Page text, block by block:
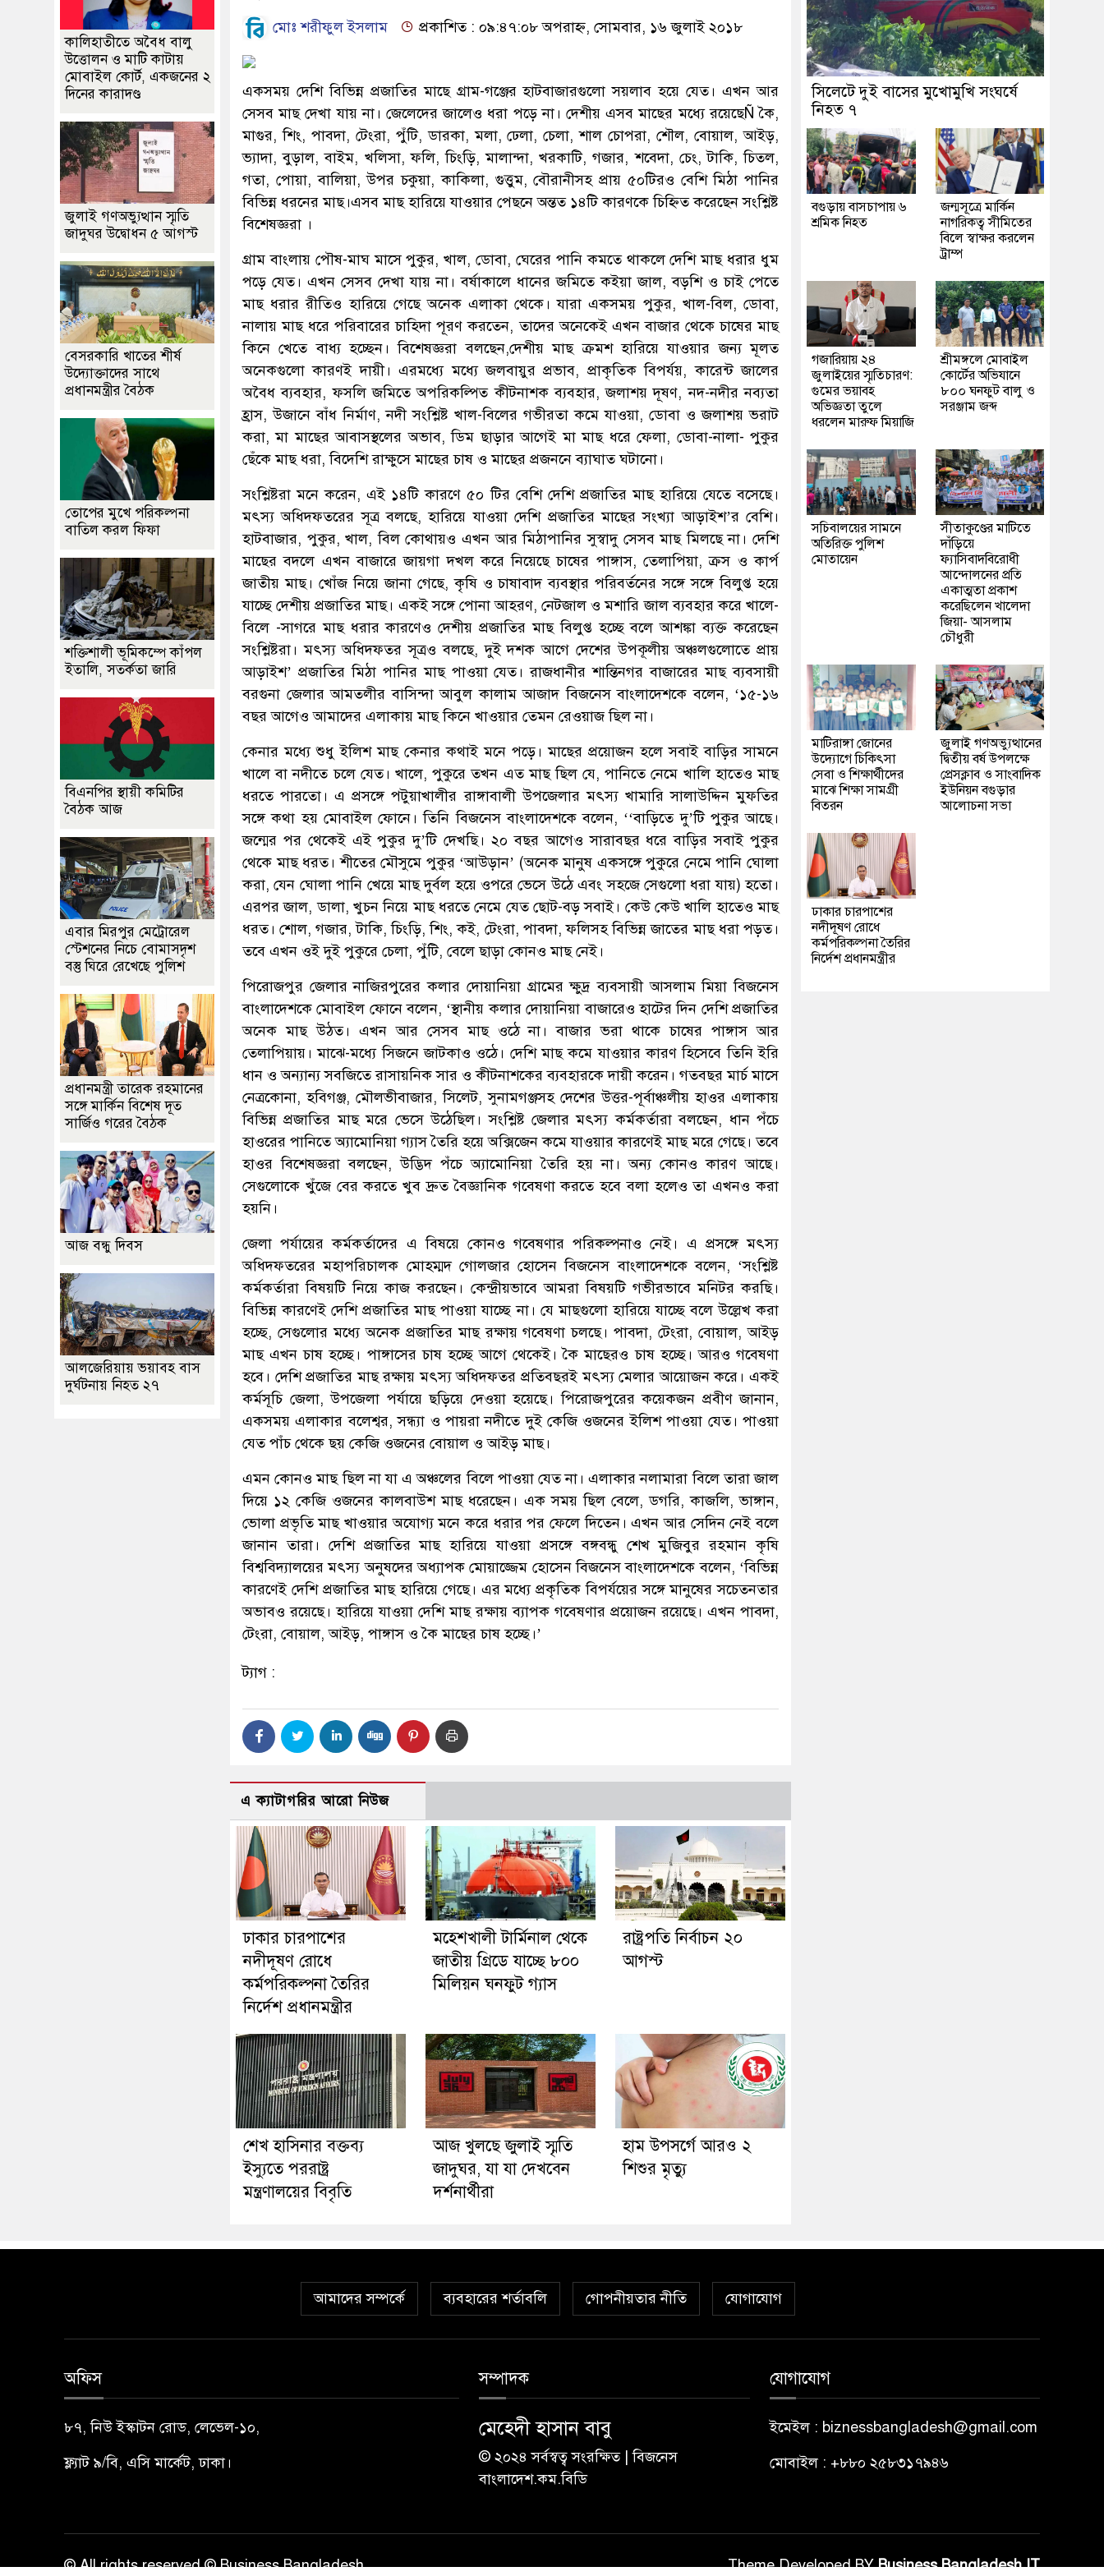
মোঃ শরীফুল ইসলাম প্রকাশিত : ০৯:৪৭:০৮ অপরাহ্ন, সোমবার, ১৬ জুলাই ২০১৮
একসময় দেশি বিভিন্ন প্রজাতির মাছে গ্রাম-গঞ্জের হাটবাজারগুলো সয়লাব হয়ে যেত। এখন আর
সেসব মাছ দেখা যায় না। জেলেদের জালেও ধরা পড়ে না। দেশীয় এসব মাছের মধ্যে রয়েছেÑ কৈ,
মাগুর, শিং, পাবদা, টেংরা, পুঁটি, ডারকা, মলা, ঢেলা, চেলা, শাল চোপরা, শৌল, বোয়াল, আইড়,
ভ্যাদা, বুড়াল, বাইম, খলিসা, ফলি, চিংড়ি, মালান্দা, খরকাটি, গজার, শবেদা, চেং, টাকি, চিতল,
গতা, পোয়া, বালিয়া, উপর চকুয়া, কাকিলা, গুত্তুম, বৌরানীসহ প্রায় ৫০টিরও বেশি মিঠা পানির
বিভিন্ন ধরনের মাছ।এসব মাছ হারিয়ে যাওয়ার পেছনে অন্তত ১৪টি কারণকে চিহ্নিত করেছেন সংশ্লিষ্ট
বিশেষজ্ঞরা ।
গ্রাম বাংলায় পৌষ-মাঘ মাসে পুকুর, খাল, ডোবা, ঘেরের পানি কমতে থাকলে দেশি মাছ ধরার ধুম
পড়ে যেত। এখন সেসব দেখা যায় না। বর্ষাকালে ধানের জমিতে কইয়া জাল, বড়শি ও চাই পেতে
মাছ ধরার রীতিও হারিয়ে গেছে অনেক এলাকা থেকে। যারা একসময় পুকুর, খাল-বিল, ডোবা,
নালায় মাছ ধরে পরিবারের চাহিদা পূরণ করতেন, তাদের অনেকেই এখন বাজার থেকে চাষের মাছ
কিনে খেতে বাধ্য হচ্ছেন। বিশেষজ্ঞরা বলছেন,দেশীয় মাছ ক্রমশ হারিয়ে যাওয়ার জন্য মূলত
অনেকগুলো কারণই দায়ী। এরমধ্যে মধ্যে জলবায়ুর প্রভাব, প্রাকৃতিক বিপর্যয়, কারেন্ট জালের
অবৈধ ব্যবহার, ফসলি জমিতে অপরিকল্পিত কীটনাশক ব্যবহার, জলাশয় দূষণ, নদ-নদীর নব্যতা
হ্রাস, উজানে বাঁধ নির্মাণ, নদী সংশ্লিষ্ট খাল-বিলের গভীরতা কমে যাওয়া, ডোবা ও জলাশয় ভরাট
করা, মা মাছের আবাসস্থলের অভাব, ডিম ছাড়ার আগেই মা মাছ ধরে ফেলা, ডোবা-নালা- পুকুর
ছেঁকে মাছ ধরা, বিদেশি রাক্ষুসে মাছের চাষ ও মাছের প্রজননে ব্যাঘাত ঘটানো।
সংশ্লিষ্টরা মনে করেন, এই ১৪টি কারণে ৫০ টির বেশি দেশি প্রজাতির মাছ হারিয়ে যেতে বসেছে।
মৎস্য অধিদফতরের সূত্র বলছে, হারিয়ে যাওয়া দেশি প্রজাতির মাছের সংখ্যা আড়াইশ’র বেশি।
হাটবাজার, পুকুর, খাল, বিল কোথায়ও এখন আর মিঠাপানির সুস্বাদু সেসব মাছ মিলছে না। দেশি
মাছের বদলে এখন বাজারে জায়গা দখল করে নিয়েছে চাষের পাঙ্গাস, তেলাপিয়া, ক্রস ও কার্প
জাতীয় মাছ। খোঁজ নিয়ে জানা গেছে, কৃষি ও চাষাবাদ ব্যবস্থার পরিবর্তনের সঙ্গে সঙ্গে বিলুপ্ত হয়ে
যাচ্ছে দেশীয় প্রজাতির মাছ। একই সঙ্গে পোনা আহরণ, নেটজাল ও মশারি জাল ব্যবহার করে খালে-
বিলে -সাগরে মাছ ধরার কারণেও দেশীয় প্রজাতির মাছ বিলুপ্ত হচ্ছে বলে আশঙ্কা ব্যক্ত করেছেন
সংশ্লিষ্টরা। মৎস্য অধিদফতর সূত্রও বলছে, দুই দশক আগে দেশের উপকূলীয় অঞ্চলগুলোতে প্রায়
আড়াইশ’ প্রজাতির মিঠা পানির মাছ পাওয়া যেত। রাজধানীর শান্তিনগর বাজারের মাছ ব্যবসায়ী
বরগুনা জেলার আমতলীর বাসিন্দা আবুল কালাম আজাদ বিজনেস বাংলাদেশকে বলেন, ‘১৫-১৬
বছর আগেও আমাদের এলাকায় মাছ কিনে খাওয়ার তেমন রেওয়াজ ছিল না।
কেনার মধ্যে শুধু ইলিশ মাছ কেনার কথাই মনে পড়ে। মাছের প্রয়োজন হলে সবাই বাড়ির সামনে
খালে বা নদীতে চলে যেত। খালে, পুকুরে তখন এত মাছ ছিল যে, পানিতে নেমে খালি হাতেও মাছ
ধরতে পারতো। এ প্রসঙ্গে পটুয়াখালীর রাঙ্গাবালী উপজেলার মৎস্য খামারি সালাউদ্দিন মুফতির
সঙ্গে কথা হয় মোবাইল ফোনে। তিনি বিজনেস বাংলাদেশকে বলেন, ‘‘বাড়িতে দু’টি পুকুর আছে।
জন্মের পর থেকেই এই পুকুর দু’টি দেখছি। ২০ বছর আগেও সারাবছর ধরে বাড়ির সবাই পুকুর
থেকে মাছ ধরত। শীতের মৌসুমে পুকুর ‘আউড়ান’ (অনেক মানুষ একসঙ্গে পুকুরে নেমে পানি ঘোলা
করা, যেন ঘোলা পানি খেয়ে মাছ দুর্বল হয়ে ওপরে ভেসে উঠে এবং সহজে সেগুলো ধরা যায়) হতো।
এরপর জাল, ডালা, খুচন নিয়ে মাছ ধরতে নেমে যেত ছোট-বড় সবাই। কেউ কেউ খালি হাতেও মাছ
ধরত। শোল, গজার, টাকি, চিংড়ি, শিং, কই, টেংরা, পাবদা, ফলিসহ বিভিন্ন জাতের মাছ ধরা পড়ত।
তবে এখন ওই দুই পুকুরে চেলা, পুঁটি, বেলে ছাড়া কোনও মাছ নেই।
পিরোজপুর জেলার নাজিরপুরের কলার দোয়ানিয়া গ্রামের ক্ষুদ্র ব্যবসায়ী আসলাম মিয়া বিজনেস
বাংলাদেশকে মোবাইল ফোনে বলেন, ‘স্থানীয় কলার দোয়ানিয়া বাজারেও হাটের দিন দেশি প্রজাতির
অনেক মাছ উঠত। এখন আর সেসব মাছ ওঠে না। বাজার ভরা থাকে চাষের পাঙ্গাস আর
তেলাপিয়ায়। মাঝে-মধ্যে সিজনে জাটকাও ওঠে। দেশি মাছ কমে যাওয়ার কারণ হিসেবে তিনি ইরি
ধান ও অন্যান্য সবজিতে রাসায়নিক সার ও কীটনাশকের ব্যবহারকে দায়ী করেন। গতবছর মার্চ মাসে
নেত্রকোনা, হবিগঞ্জ, মৌলভীবাজার, সিলেট, সুনামগঞ্জসহ দেশের উত্তর-পূর্বাঞ্চলীয় হাওর এলাকায়
বিভিন্ন প্রজাতির মাছ মরে ভেসে উঠেছিল। সংশ্লিষ্ট জেলার মৎস্য কর্মকর্তারা বলছেন, ধান পঁচে
হাওরের পানিতে অ্যামোনিয়া গ্যাস তৈরি হয়ে অক্সিজেন কমে যাওয়ার কারণেই মাছ মরে গেছে। তবে
হাওর বিশেষজ্ঞরা বলছেন, উদ্ভিদ পঁচে অ্যামোনিয়া তৈরি হয় না। অন্য কোনও কারণ আছে।
সেগুলোকে খুঁজে বের করতে খুব দ্রুত বৈজ্ঞানিক গবেষণা করতে হবে বলা হলেও তা এখনও করা
হয়নি।
জেলা পর্যায়ের কর্মকর্তাদের এ বিষয়ে কোনও গবেষণার পরিকল্পনাও নেই। এ প্রসঙ্গে মৎস্য
অধিদফতরের মহাপরিচালক মোহম্মদ গোলজার হোসেন বিজনেস বাংলাদেশকে বলেন, ‘সংশ্লিষ্ট
কর্মকর্তারা বিষয়টি নিয়ে কাজ করছেন। কেন্দ্রীয়ভাবে আমরা বিষয়টি গভীরভাবে মনিটর করছি।
বিভিন্ন কারণেই দেশি প্রজাতির মাছ পাওয়া যাচ্ছে না। যে মাছগুলো হারিয়ে যাচ্ছে বলে উল্লেখ করা
হচ্ছে, সেগুলোর মধ্যে অনেক প্রজাতির মাছ রক্ষায় গবেষণা চলছে। পাবদা, টেংরা, বোয়াল, আইড়
মাছ এখন চাষ হচ্ছে। পাঙ্গাসের চাষ হচ্ছে আগে থেকেই। কৈ মাছেরও চাষ হচ্ছে। আরও গবেষণা
হবে। দেশি প্রজাতির মাছ রক্ষায় মৎস্য অধিদফতর প্রতিবছরই মৎস্য মেলার আয়োজন করে। একই
কর্মসূচি জেলা, উপজেলা পর্যায়ে ছড়িয়ে দেওয়া হয়েছে। পিরোজপুরের কয়েকজন প্রবীণ জানান,
একসময় এলাকার বলেশ্বর, সন্ধ্যা ও পায়রা নদীতে দুই কেজি ওজনের ইলিশ পাওয়া যেত। পাওয়া
যেত পাঁচ থেকে ছয় কেজি ওজনের বোয়াল ও আইড় মাছ।
এমন কোনও মাছ ছিল না যা এ অঞ্চলের বিলে পাওয়া যেত না। এলাকার নলামারা বিলে তারা জাল
দিয়ে ১২ কেজি ওজনের কালবাউশ মাছ ধরেছেন। এক সময় ছিল বেলে, ডগরি, কাজলি, ভাঙ্গান,
ভোলা প্রভৃতি মাছ খাওয়ার অযোগ্য মনে করে ধরার পর ফেলে দিতেন। এখন আর সেদিন নেই বলে
জানান তারা। দেশি প্রজাতির মাছ হারিয়ে যাওয়া প্রসঙ্গে বঙ্গবন্ধু শেখ মুজিবুর রহমান কৃষি
বিশ্ববিদ্যালয়ের মৎস্য অনুষদের অধ্যাপক মোয়াজ্জেম হোসেন বিজনেস বাংলাদেশকে বলেন, ‘বিভিন্ন
কারণেই দেশি প্রজাতির মাছ হারিয়ে গেছে। এর মধ্যে প্রকৃতিক বিপর্যয়ের সঙ্গে মানুষের সচেতনতার
অভাবও রয়েছে। হারিয়ে যাওয়া দেশি মাছ রক্ষায় ব্যাপক গবেষণার প্রয়োজন রয়েছে। এখন পাবদা,
টেংরা, বোয়াল, আইড়, পাঙ্গাস ও কৈ মাছের চাষ হচ্ছে।’
ট্যাগ :
এ ক্যাটাগরির আরো নিউজ
ঢাকার চারপাশের
নদীদূষণ রোধে
কর্মপরিকল্পনা তৈরির
নির্দেশ প্রধানমন্ত্রীর
মহেশখালী টার্মিনাল থেকে
জাতীয় গ্রিডে যাচ্ছে ৮০০
মিলিয়ন ঘনফুট গ্যাস
রাষ্ট্রপতি নির্বাচন ২০
আগস্ট
শেখ হাসিনার বক্তব্য
ইস্যুতে পররাষ্ট্র
মন্ত্রণালয়ের বিবৃতি
আজ খুলছে জুলাই স্মৃতি
জাদুঘর, যা যা দেখবেন
দর্শনার্থীরা
হাম উপসর্গে আরও ২
শিশুর মৃত্যু
কালিহাতীতে অবৈধ বালু
উত্তোলন ও মাটি কাটায়
মোবাইল কোর্ট, একজনের ২
দিনের কারাদণ্ড
জুলাই গণঅভ্যুত্থান স্মৃতি
জাদুঘর উদ্বোধন ৫ আগস্ট
বেসরকারি খাতের শীর্ষ
উদ্যোক্তাদের সাথে
প্রধানমন্ত্রীর বৈঠক
তোপের মুখে পরিকল্পনা
বাতিল করল ফিফা
শক্তিশালী ভূমিকম্পে কাঁপল
ইতালি, সতর্কতা জারি
বিএনপির স্থায়ী কমিটির
বৈঠক আজ
এবার মিরপুর মেট্রোরেল
স্টেশনের নিচে বোমাসদৃশ
বস্তু ঘিরে রেখেছে পুলিশ
প্রধানমন্ত্রী তারেক রহমানের
সঙ্গে মার্কিন বিশেষ দূত
সার্জিও গরের বৈঠক
আজ বন্ধু দিবস
আলজেরিয়ায় ভয়াবহ বাস
দুর্ঘটনায় নিহত ২৭
সিলেটে দুই বাসের মুখোমুখি সংঘর্ষে
নিহত ৭
বগুড়ায় বাসচাপায় ৬
শ্রমিক নিহত
জন্মসূত্রে মার্কিন
নাগরিকত্ব সীমিতের
বিলে স্বাক্ষর করলেন
ট্রাম্প
গজারিয়ায় ২৪
জুলাইয়ের স্মৃতিচারণ:
গুমের ভয়াবহ
অভিজ্ঞতা তুলে
ধরলেন মারুফ মিয়াজি
শ্রীমঙ্গলে মোবাইল
কোর্টের অভিযানে
৮০০ ঘনফুট বালু ও
সরঞ্জাম জব্দ
সচিবালয়ের সামনে
অতিরিক্ত পুলিশ
মোতায়েন
সীতাকুণ্ডের মাটিতে
দাঁড়িয়ে
ফ্যাসিবাদবিরোধী
আন্দোলনের প্রতি
একাত্মতা প্রকাশ
করেছিলেন খালেদা
জিয়া- আসলাম
চৌধুরী
মাটিরাঙ্গা জোনের
উদ্যোগে চিকিৎসা
সেবা ও শিক্ষার্থীদের
মাঝে শিক্ষা সামগ্রী
বিতরন
জুলাই গণঅভ্যুত্থানের
দ্বিতীয় বর্ষ উপলক্ষে
প্রেসক্লাব ও সাংবাদিক
ইউনিয়ন বগুড়ার
আলোচনা সভা
ঢাকার চারপাশের
নদীদূষণ রোধে
কর্মপরিকল্পনা তৈরির
নির্দেশ প্রধানমন্ত্রীর
আমাদের সম্পর্কে ব্যবহারের শর্তাবলি গোপনীয়তার নীতি যোগাযোগ
অফিস
৮৭, নিউ ইস্কাটন রোড, লেভেল-১০,
ফ্ল্যাট ৯/বি, এসি মার্কেট, ঢাকা।
সম্পাদক
মেহেদী হাসান বাবু
© ২০২৪ সর্বস্বত্ব সংরক্ষিত | বিজনেস
বাংলাদেশ.কম.বিডি
যোগাযোগ
ইমেইল : biznessbangladesh@gmail.com
মোবাইল : +৮৮০ ২৫৮৩১৭৯৪৬
© All rights reserved © Business Bangladesh Theme Developed BYBusiness Bangladesh IT